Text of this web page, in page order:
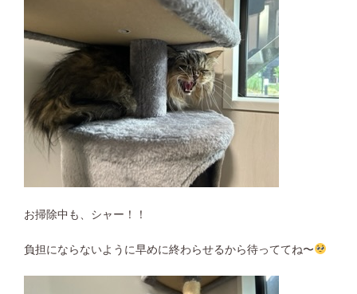
お掃除中も、シャー！！
負担にならないように早めに終わらせるから待っててね〜